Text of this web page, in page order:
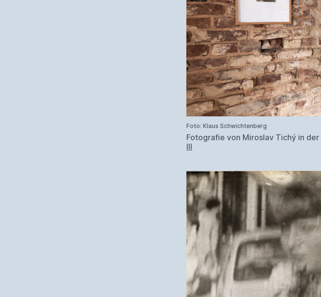
Foto: Klaus Schwichtenberg
Fotografie von Miroslav Tichý in der
III